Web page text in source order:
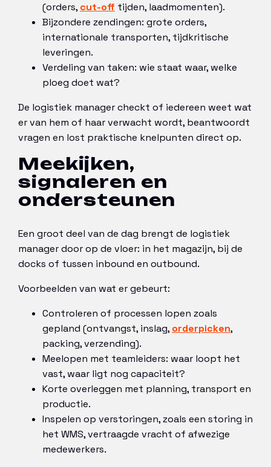
(orders, cut-off tijden, laadmomenten).
Bijzondere zendingen: grote orders,
internationale transporten, tijdkritische
leveringen.
Verdeling van taken: wie staat waar, welke
ploeg doet wat?
De logistiek manager checkt of iedereen weet wat
er van hem of haar verwacht wordt, beantwoordt
vragen en lost praktische knelpunten direct op.
Meekijken,
signaleren en
ondersteunen
Een groot deel van de dag brengt de logistiek
manager door op de vloer: in het magazijn, bij de
docks of tussen inbound en outbound.
Voorbeelden van wat er gebeurt:
Controleren of processen lopen zoals
gepland (ontvangst, inslag, orderpicken,
packing, verzending).
Meelopen met teamleiders: waar loopt het
vast, waar ligt nog capaciteit?
Korte overleggen met planning, transport en
productie.
Inspelen op verstoringen, zoals een storing in
het WMS, vertraagde vracht of afwezige
medewerkers.